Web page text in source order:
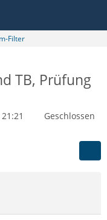
Filter
TB, Prüfung
Geschlossen